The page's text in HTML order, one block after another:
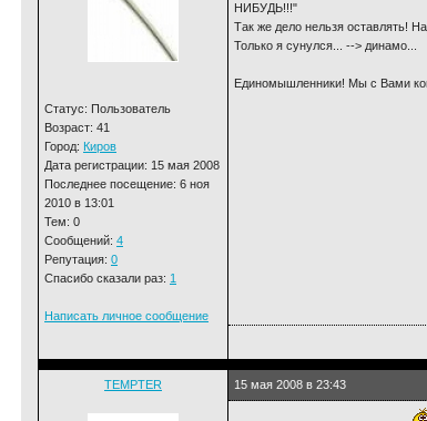
Статус: Пользователь
Возраст: 41
Город: Киров
Дата регистрации: 15 мая 2008
Последнее посещение: 6 ноя
2010 в 13:01
Тем: 0
Сообщений: 4
Репутация: 0
Спасибо сказали раз: 1
Написать личное сообщение
НИБУДЬ!!!"
Так же дело нельзя оставлять!
Только я сунулся... --> динамо...
Единомышленники! Мы с Вами
TEMPTER 15 мая 2008 в 23:43